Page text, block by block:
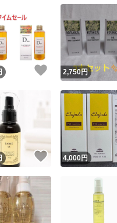
いいね！
2,750円
いいね！
4,000円